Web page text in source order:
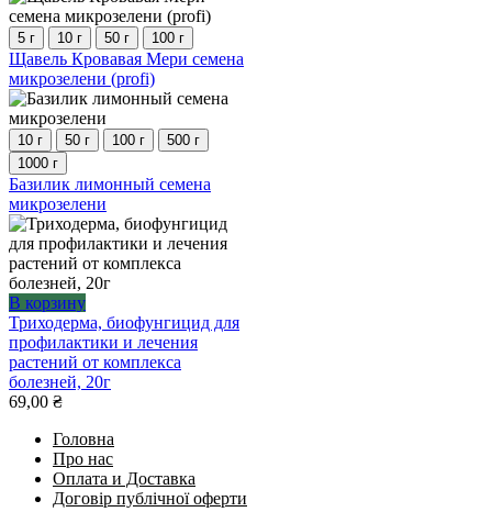
несколько
вариаций.
Опции
можно
выбрать
на
странице
товара.
5 г 10 г 50 г 100 г
Этот
товар
имеет
несколько
вариаций.
Опции
можно
выбрать
на
странице
товара.
Щавель Кровавая Мери семена
микрозелени (profi)
10 г 50 г 100 г
500 г
1000 г
Этот
товар
имеет
несколько
вариаций.
Опции
можно
выбрать
на
странице
товара.
Базилик лимонный семена
микрозелени
В корзину
Триходерма, биофунгицид для
профилактики и лечения
растений от комплекса
болезней, 20г
69,00 ₴
Головна
Про нас
Оплата и Доставка
Договір публічної оферти